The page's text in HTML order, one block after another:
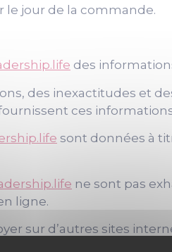
le jour de la commande.
des
des inexactitudes et
ces
sont données à
ne sont pas
ligne.
sur d’autres sites
aux législations en